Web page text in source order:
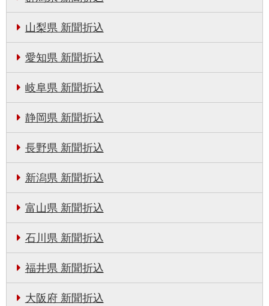
山梨県 新聞折込
愛知県 新聞折込
岐阜県 新聞折込
静岡県 新聞折込
長野県 新聞折込
新潟県 新聞折込
富山県 新聞折込
石川県 新聞折込
福井県 新聞折込
大阪府 新聞折込